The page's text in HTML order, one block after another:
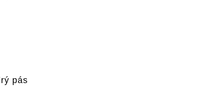
pás